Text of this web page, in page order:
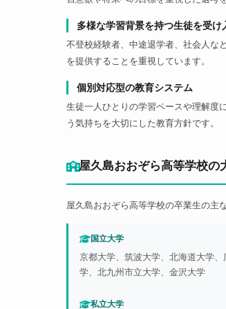
多様な学習背景を持つ生徒を受け
不登校経験者、中途退学者、社会人な
を提供することを重視しています。
個別対応型の教育システム
生徒一人ひとりの学習ペースや理解度
う気持ちを大切にした教育方針です。
屋久島おおぞら高等学校の
屋久島おおぞら高等学校の卒業生の主
国立大学
京都大学、筑波大学、北海道大学
学、北九州市立大学、金沢大学
私立大学